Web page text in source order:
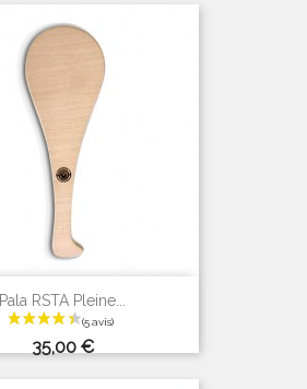
Pala RSTA Pleine...
Prix
35,00 €